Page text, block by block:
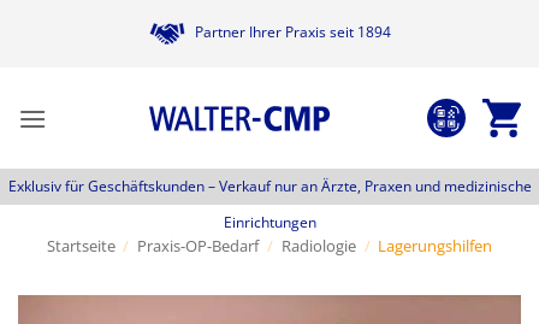
Partner Ihrer Praxis seit 1894
Exklusiv für Geschäftskunden –Verkauf nur an Ärzte, Praxen und medizinische
Einrichtungen
Startseite / Praxis-OP-Bedarf / Radiologie / Lagerungshilfen